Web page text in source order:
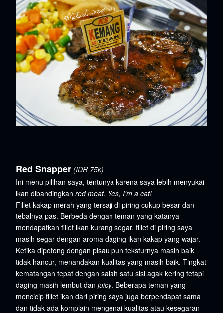
Red Snapper (IDR 75k)
Ini menu pilihan saya, tentunya karena saya lebih menyukai
ikan dibandingkan red meat. Yes, I'm a cat!
Fillet kakap merah yang tersaji di piring cukup besar dan
tebalnya pas. Berbeda dengan teman yang katanya
mendapatkan fillet ikan kurang segar, fillet di piring saya
masih segar dengan aroma daging ikan kakap yang wajar.
Ketika dipotong dengan pisau pun teksturnya masih baik
tidak hancur, menandakan kualitas yang masih baik. Tingkat
kematangan tepat dengan salah satu sisi agak kering tetapi
daging masih lembut dan juicy. Beberapa teman yang
mencicip fillet ikan dari piring saya juga berpendapat sama
dan tidak ada komplain mengenai kualitas atau kesegaran